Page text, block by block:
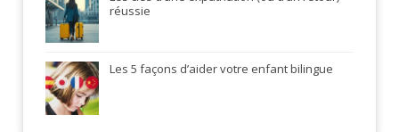
réussie
Les 5 façons d’aider votre enfant bilingue